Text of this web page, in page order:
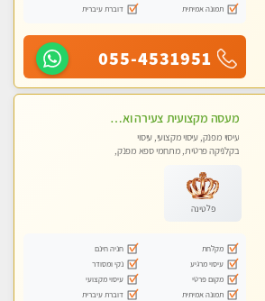
תמונה אמיתית
דוברת עיברית
055-4531951
מעסה מקצועית צעירה ואיכותית בקרית- חיים
עיסוי מפנק, עיסוי מקצועי, עיסוי
בקלניקה פרטית, מתחמי ספא מפנק,
פלטינה
מקלחת
חניה חינם
עיסוי מרגיע
נקי ומסודר
מקום פרטי
עיסוי מקצועי
תמונה אמיתית
דוברת עיברית